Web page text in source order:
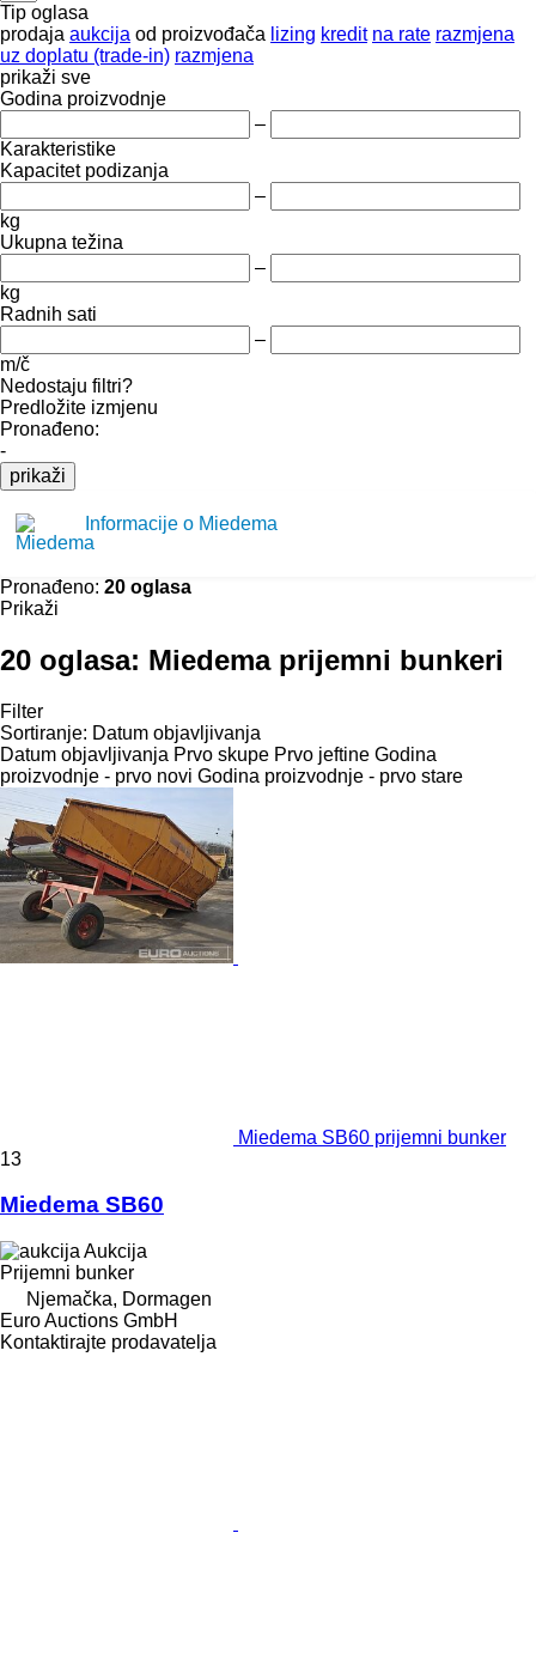
Tip oglasa
prodaja aukcija od proizvođača lizing kredit na rate razmjena
uz doplatu (trade-in) razmjena
prikaži sve
Godina proizvodnje
–
Karakteristike
Kapacitet podizanja
–
kg
Ukupna težina
–
kg
Radnih sati
–
m/č
Nedostaju filtri?
Predložite izmjenu
Pronađeno:
-
prikaži
Informacije o Miedema
Pronađeno: 20 oglasa
Prikaži
20 oglasa: Miedema prijemni bunkeri
Filter
Sortiranje: Datum objavljivanja
Datum objavljivanja Prvo skupe Prvo jeftine Godina
proizvodnje - prvo novi Godina proizvodnje - prvo stare
Miedema SB60 prijemni bunker
13
Miedema SB60
Aukcija
Prijemni bunker
Njemačka, Dormagen
Euro Auctions GmbH
Kontaktirajte prodavatelja